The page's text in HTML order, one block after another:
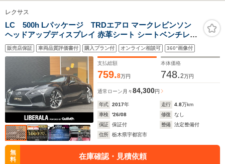
レクサス
LC 500h Lパッケージ TRDエアロ マークレビンソン
ヘッドアップディスプレイ 赤革シート シートベンチレー
ション 衝突軽減ブレーキ ACC ブラインドスポットモニ
ター 純正ナビTV バックカメラ クリアランスソナー 三眼
LED OP21incAW
販売店保証 車両品質評価書付 購入プラン付 オンライン相談可 360°画像付
支払総額
759.8万円
本体価格
748.2万円
通常ローン 月々84,300円
年式 2017年 走行 4.8万km
車検
'26/08 修復
なし
保証
保証付 整備
法定整備付
住所
栃木県宇都宮市
無
料
在庫確認・見積依頼